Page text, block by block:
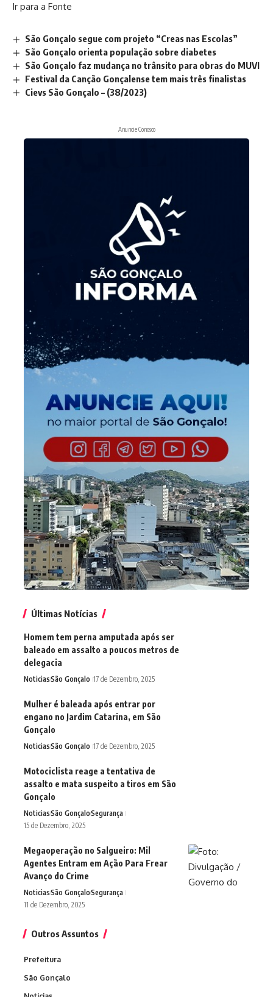
Ir para a Fonte
São Gonçalo segue com projeto “Creas nas Escolas”
São Gonçalo orienta população sobre diabetes
São Gonçalo faz mudança no trânsito para obras do MUVI
Festival da Canção Gonçalense tem mais três finalistas
Cievs São Gonçalo – (38/2023)
Anuncie Conosco
Últimas Notícias
Homem tem perna amputada após ser
baleado em assalto a poucos metros de
delegacia
NoticiasSão Gonçalo 17 de Dezembro, 2025
Mulher é baleada após entrar por
engano no Jardim Catarina, em São
Gonçalo
NoticiasSão Gonçalo 17 de Dezembro, 2025
Motociclista reage a tentativa de
assalto e mata suspeito a tiros em São
Gonçalo
NoticiasSão GonçaloSegurança
15 de Dezembro, 2025
Megaoperação no Salgueiro: Mil
Agentes Entram em Ação Para Frear
Avanço do Crime
NoticiasSão GonçaloSegurança
11 de Dezembro, 2025
Outros Assuntos
Prefeitura
São Gonçalo